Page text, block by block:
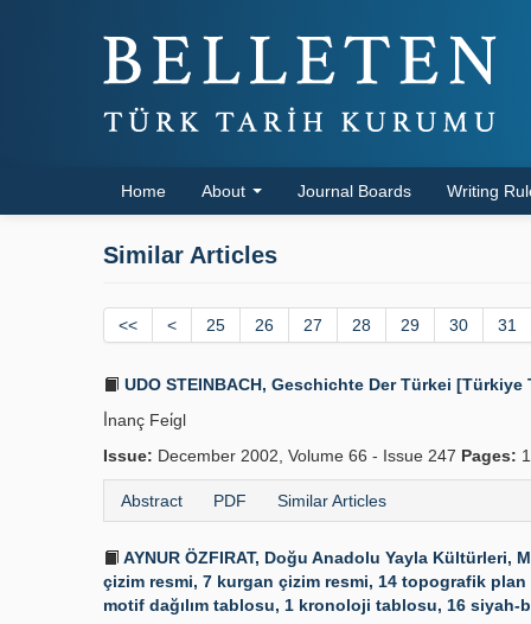
Home About Journal Boards Writing
Similar Articles
<< < 25 26 27 28 29 30 31
UDO STEINBACH, Geschichte Der Türkei
İ̇nanç Fei̇gl
Issue: December 2002, Volume 66 - Issue 247 Pages:
Abstract PDF Similar Articles
AYNUR ÖZFIRAT, Doğu Anadolu Yayla Kültürleri,
çizim resmi, 7 kurgan çizim resmi, 14 topografik
motif dağılım tablosu, 1 kronoloji tablosu, 16 siyah-